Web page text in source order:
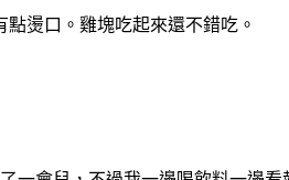
燙口。雞塊吃起來還不錯吃。